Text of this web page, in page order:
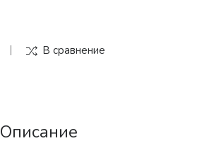
В сравнение
Описание